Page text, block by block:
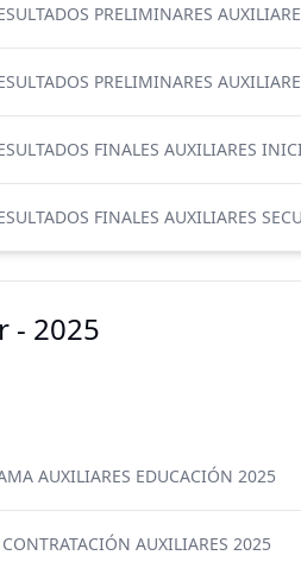
PRELIMINARES
PRELIMINARES
FINALES AUXILIARES
FINALES AUXILIARES
- 2025
AUXILIARES EDUCACIÓN 2025
CONTRATACIÓN AUXILIARES 2025